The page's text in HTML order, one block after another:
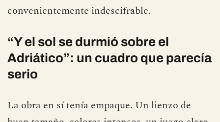
Boronali encarnaba el arquetipo del artista
convenientemente indescifrable.
“Y el sol se durmió sobre el
serio